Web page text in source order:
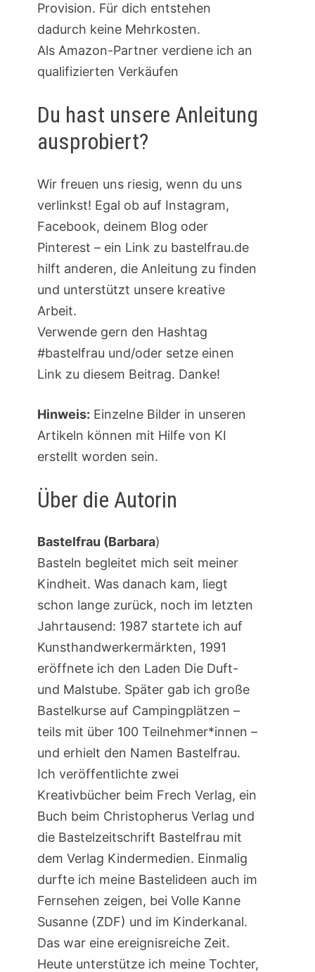
Provision. Für dich entstehen
dadurch keine Mehrkosten.
Als Amazon-Partner verdiene ich an
qualifizierten Verkäufen
Du hast unsere Anleitung
ausprobiert?
Wir freuen uns riesig, wenn du uns
verlinkst! Egal ob auf Instagram,
Facebook, deinem Blog oder
Pinterest – ein Link zu bastelfrau.de
hilft anderen, die Anleitung zu finden
und unterstützt unsere kreative
Arbeit.
Verwende gern den Hashtag
#bastelfrau und/oder setze einen
Link zu diesem Beitrag. Danke!
Hinweis: Einzelne Bilder in unseren
Artikeln können mit Hilfe von KI
erstellt worden sein.
Über die Autorin
Bastelfrau (Barbara)
Basteln begleitet mich seit meiner
Kindheit. Was danach kam, liegt
schon lange zurück, noch im letzten
Jahrtausend: 1987 startete ich auf
Kunsthandwerkermärkten, 1991
eröffnete ich den Laden Die Duft-
und Malstube. Später gab ich große
Bastelkurse auf Campingplätzen –
teils mit über 100 Teilnehmer*innen –
und erhielt den Namen Bastelfrau.
Ich veröffentlichte zwei
Kreativbücher beim Frech Verlag, ein
Buch beim Christopherus Verlag und
die Bastelzeitschrift Bastelfrau mit
dem Verlag Kindermedien. Einmalig
durfte ich meine Bastelideen auch im
Fernsehen zeigen, bei Volle Kanne
Susanne (ZDF) und im Kinderkanal.
Das war eine ereignisreiche Zeit.
Heute unterstütze ich meine Tochter,